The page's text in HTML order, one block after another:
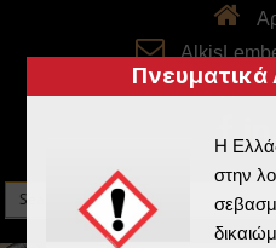
skype:
Πνευματικά
Η
στην